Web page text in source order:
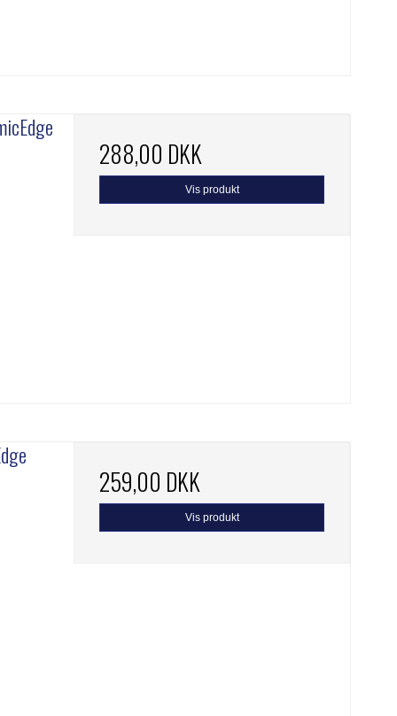
288,00 DKK
Vis produkt
259,00 DKK
Vis produkt